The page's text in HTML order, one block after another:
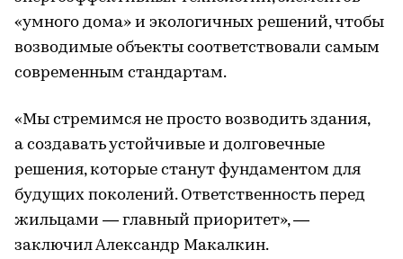
«умного дома» и экологичных решений, чтобы
возводимые объекты соответствовали самым
современным стандартам.
«Мы стремимся не просто возводить здания,
а создавать устойчивые и долговечные
решения, которые станут фундаментом для
будущих поколений. Ответственность перед
жильцами — главный приоритет», —
заключил Александр Макалкин.